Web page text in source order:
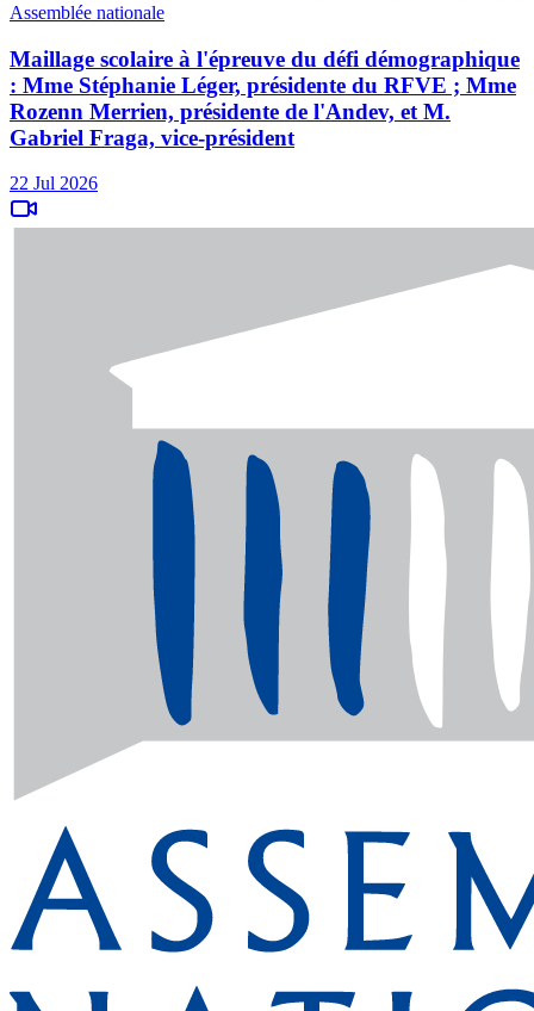
Assemblée nationale
Maillage scolaire à l'épreuve du défi démographique
: Mme Stéphanie Léger, présidente du RFVE ; Mme
Rozenn Merrien, présidente de l'Andev, et M.
Gabriel Fraga, vice-président
22 Jul 2026